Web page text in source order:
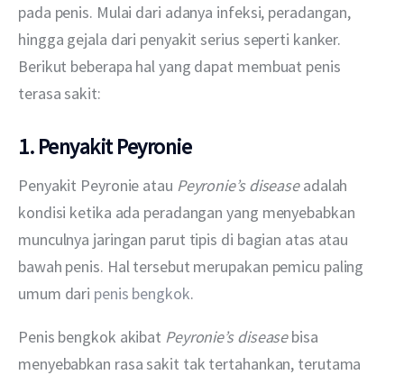
pada penis. Mulai dari adanya infeksi, peradangan,
hingga gejala dari penyakit serius seperti kanker.
Berikut beberapa hal yang dapat membuat penis
terasa sakit:
1. Penyakit Peyronie
Penyakit Peyronie atau Peyronie’s disease adalah
kondisi ketika ada peradangan yang menyebabkan
munculnya jaringan parut tipis di bagian atas atau
bawah penis. Hal tersebut merupakan pemicu paling
umum dari penis bengkok.
Penis bengkok akibat Peyronie’s disease bisa
menyebabkan rasa sakit tak tertahankan, terutama